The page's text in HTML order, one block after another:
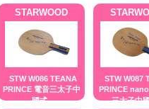
STARWOOD
STW W086 TEANA
PRINCE 電音三太子中
國式
STW W087
PRINCE
三太子中